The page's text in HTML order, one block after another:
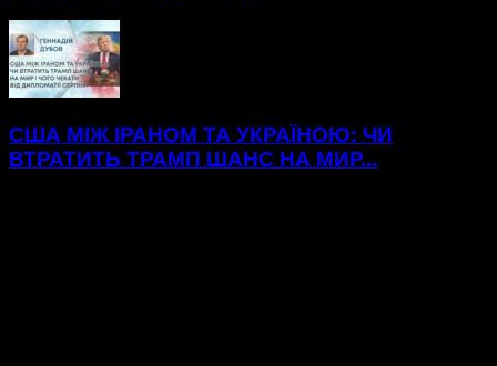
США МІЖ ІРАНОМ ТА УКРАЇНОЮ: ЧИ
ВТРАТИТЬ ТРАМП ШАНС НА МИР...